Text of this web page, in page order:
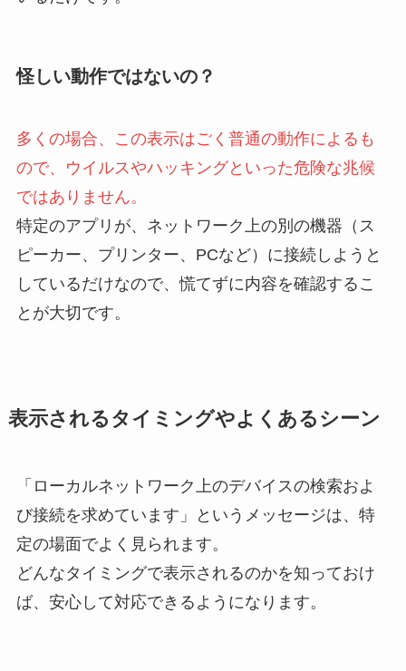
怪しい動作ではないの？
多くの場合、この表示はごく普通の動作によるも
ので、ウイルスやハッキングといった危険な兆候
ではありません。
特定のアプリが、ネットワーク上の別の機器（ス
ピーカー、プリンター、PCなど）に接続しようと
しているだけなので、慌てずに内容を確認するこ
とが大切です。
表示されるタイミングやよくあるシーン
「ローカルネットワーク上のデバイスの検索およ
び接続を求めています」というメッセージは、特
定の場面でよく見られます。
どんなタイミングで表示されるのかを知っておけ
ば、安心して対応できるようになります。